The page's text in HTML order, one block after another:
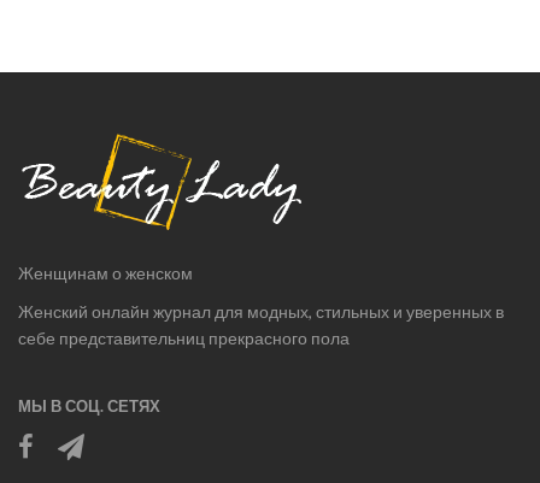
Женщинам о женском
Женский онлайн журнал для модных, стильных и уверенных в
себе представительниц прекрасного пола
МЫ В СОЦ. СЕТЯХ